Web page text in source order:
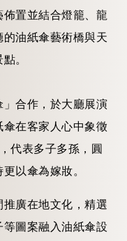
置並結合燈籠、龍
油紙傘藝術橋與天
。
合作，於大廳展演
在客家人心中象徵
代表多子多孫，圓
以傘為嫁妝。
廣在地文化，精選
圖案融入油紙傘設